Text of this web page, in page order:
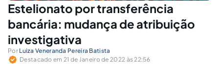
Estelionato por transferência
bancária: mudança de atribuição
investigativa
Por Luiza Veneranda Pereira Batista
Destacado em 21 de Janeiro de 2022 às 22:56